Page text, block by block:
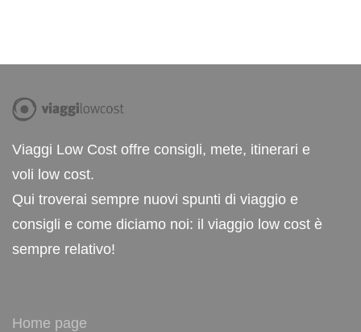
Viaggi Low Cost offre consigli, mete, itinerari e
voli low cost.
Qui troverai sempre nuovi spunti di viaggio e
consigli e come diciamo noi: il viaggio low cost è
sempre relativo!
Home page